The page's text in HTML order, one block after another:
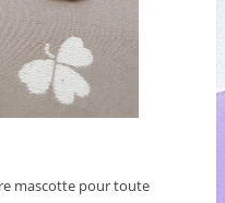
mascotte pour toute